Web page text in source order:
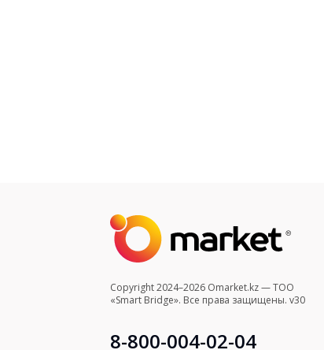
Copyright 2024–2026 Omarket.kz — ТОО
«Smart Bridge». Все права защищены. v30
8-800-004-02-04